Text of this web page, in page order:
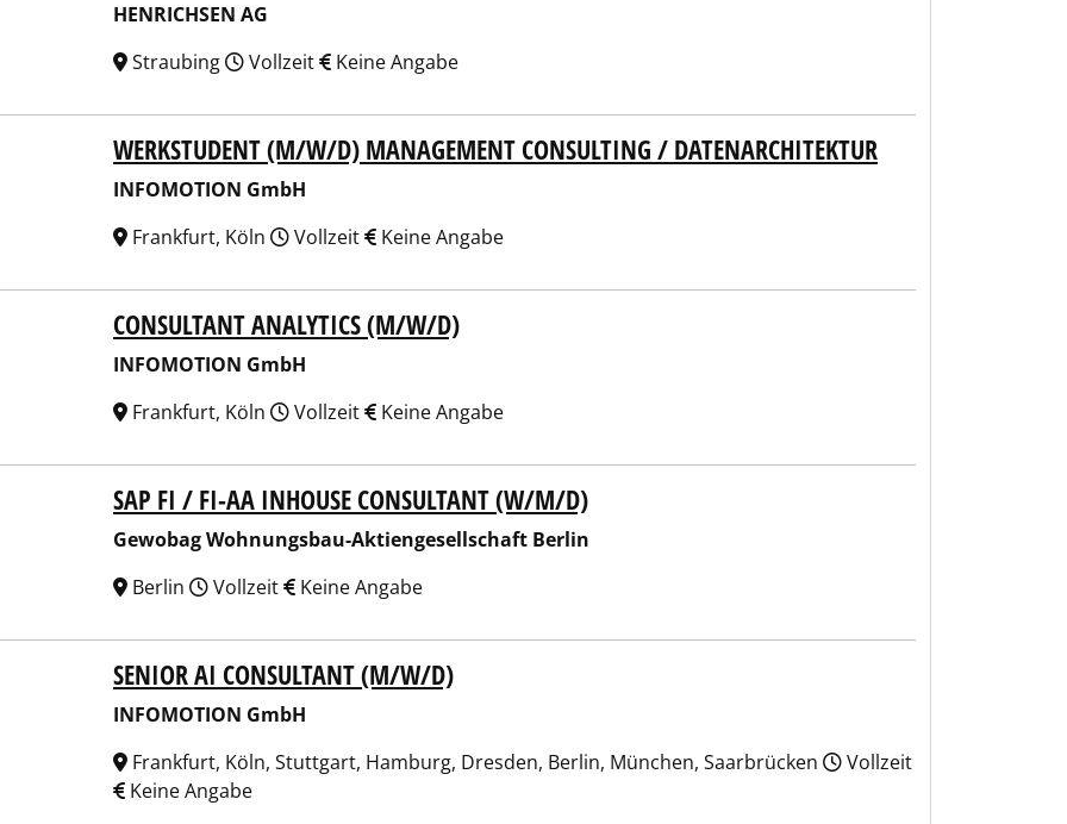
HENRICHSEN AG
Straubing
Vollzeit Keine Angabe
GmbHWERKSTUDENT (M/W/D) MANAGEMENT CONSULTING / DATENARCHITEKTUR
INFOMOTION GmbH
Frankfurt, Köln
Vollzeit Keine Angabe
GmbHCONSULTANT ANALYTICS (M/W/D)
INFOMOTION GmbH
Frankfurt, Köln
Vollzeit Keine Angabe
Wohnungsbau-Aktiengesellschaft Berlin
SAP FI / FI-AA INHOUSE CONSULTANT (W/M/D)
Gewobag Wohnungsbau-Aktiengesellschaft Berlin
Berlin
Vollzeit Keine Angabe
GmbHSENIOR AI CONSULTANT (M/W/D)
INFOMOTION GmbH
Frankfurt, Köln, Stuttgart, Hamburg, Dresden, Berlin, München, Saarbrücken
Vollzeit
Keine Angabe